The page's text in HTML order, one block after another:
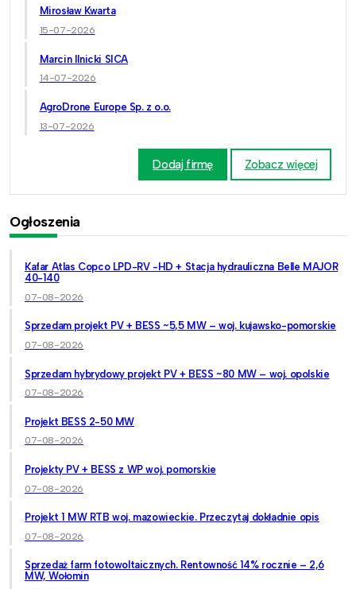
Mirosław Kwarta
15-07-2026
Marcin Ilnicki SICA
14-07-2026
AgroDrone Europe Sp. z o.o.
13-07-2026
Dodaj firmę Zobacz więcej
Ogłoszenia
Kafar Atlas Copco LPD-RV -HD + Stacja hydrauliczna Belle MAJOR
40-140
07-08-2026
Sprzedam projekt PV + BESS ~5,5 MW – woj. kujawsko-pomorskie
07-08-2026
Sprzedam hybrydowy projekt PV + BESS ~80 MW – woj. opolskie
07-08-2026
Projekt BESS 2-50 MW
07-08-2026
Projekty PV + BESS z WP woj. pomorskie
07-08-2026
Projekt 1 MW RTB woj. mazowieckie. Przeczytaj dokładnie opis
07-08-2026
Sprzedaż farm fotowoltaicznych. Rentowność 14% rocznie – 2,6
MW, Wołomin